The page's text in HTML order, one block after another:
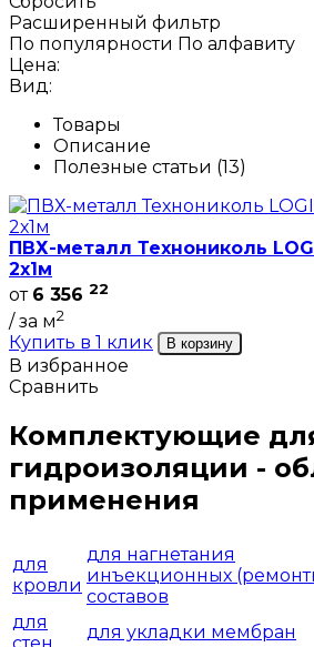
Расширенный фильтр
По популярности По алфавиту
Цена:
Вид:
Товары
Описание
Полезные статьи (13)
ПВХ-металл Технониколь
2х1м
от 6 356 22
/ за м2
Купить в 1 клик В корзину
В избранное
Сравнить
Комплектующие
гидроизоляции -
применения
для
кровли
для нагнетания
инъекционных
составов
для
стен
для укладки мембран